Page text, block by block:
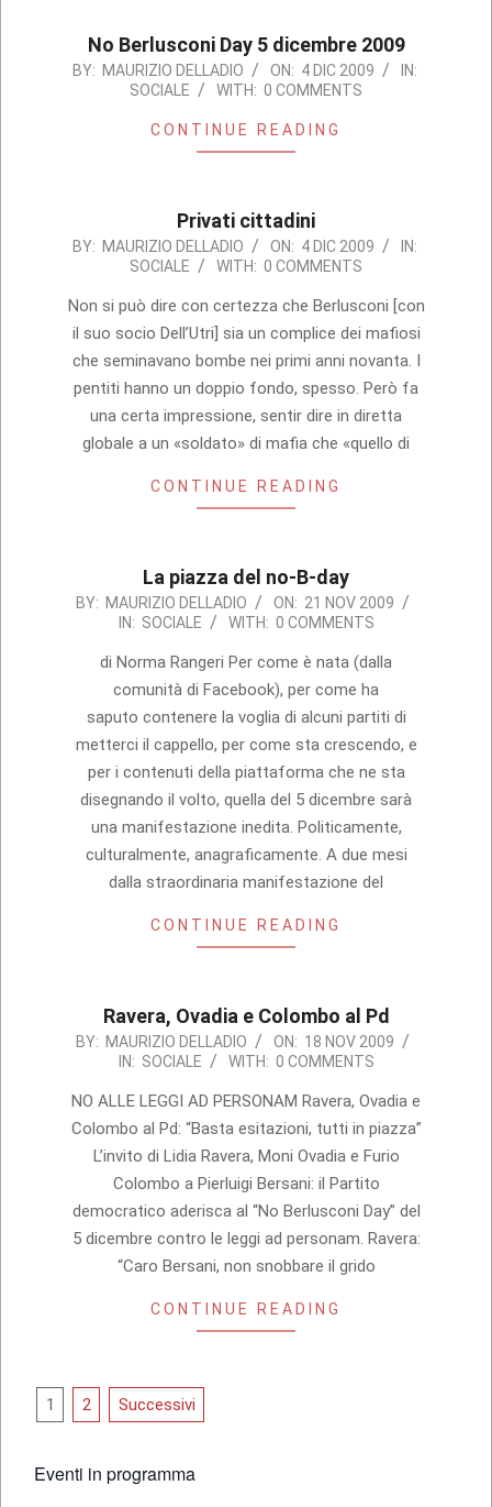
No Berlusconi Day 5 dicembre 2009
2009-
BY: MAURIZIO DELLADIO ON: 4 DIC 2009
IN:
SOCIALE
WITH: 0 COMMENTS
CONTINUE READING
Privati cittadini
2009-
04
BY: MAURIZIO DELLADIO ON: 4 DIC 2009
IN:
SOCIALE
WITH: 0 COMMENTS
Non si può dire con certezza che Berlusconi [con
il suo socio Dell’Utri] sia un complice dei mafiosi
che seminavano bombe nei primi anni novanta. I
pentiti hanno un doppio fondo, spesso. Però fa
una certa impressione, sentir dire in diretta
globale a un «soldato» di mafia che «quello di
CONTINUE READING
La piazza del no-B-day
2009-
BY: MAURIZIO DELLADIO ON: 21 NOV 2009
IN: SOCIALE WITH: 0 COMMENTS
di Norma Rangeri Per come è nata (dalla
comunità di Facebook), per come ha
saputo contenere la voglia di alcuni partiti di
metterci il cappello, per come sta crescendo, e
per i contenuti della piattaforma che ne sta
disegnando il volto, quella del 5 dicembre sarà
una manifestazione inedita. Politicamente,
culturalmente, anagraficamente. A due mesi
dalla straordinaria manifestazione del
CONTINUE READING
Ravera, Ovadia e Colombo al Pd
2009-
18
BY: MAURIZIO DELLADIO ON: 18 NOV 2009
IN: SOCIALE WITH: 0 COMMENTS
NO ALLE LEGGI AD PERSONAM Ravera, Ovadia e
Colombo al Pd: “Basta esitazioni, tutti in piazza”
L’invito di Lidia Ravera, Moni Ovadia e Furio
Colombo a Pierluigi Bersani: il Partito
democratico aderisca al “No Berlusconi Day” del
5 dicembre contro le leggi ad personam. Ravera:
“Caro Bersani, non snobbare il grido
CONTINUE READING
Paginazione
articoli
1 2 Successivi
Eventi in programma